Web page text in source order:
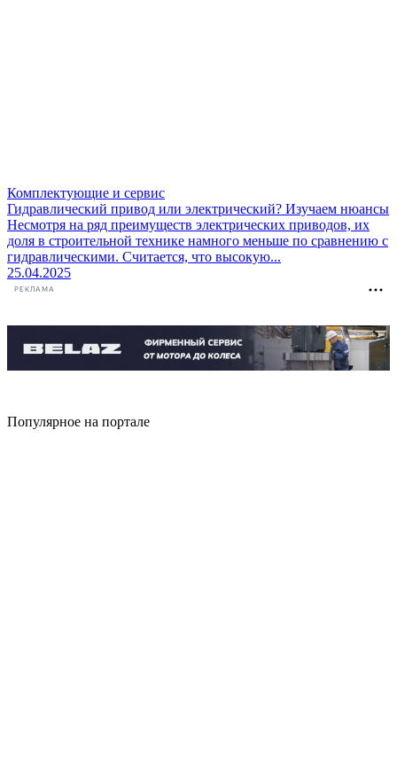
Комплектующие и сервис
Гидравлический привод или электрический? Изучаем нюансы
Несмотря на ряд преимуществ электрических приводов, их
доля в строительной технике намного меньше по сравнению с
гидравлическими. Считается, что высокую...
25.04.2025
РЕКЛАМА
Популярное на портале